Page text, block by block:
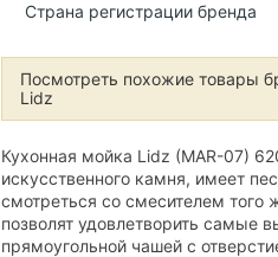
Страна регистрации бренда
Посмотреть похожие товары
Lidz
Кухонная мойка Lidz (MAR-07)
искусственного камня, имеет
смотреться со смесителем того
позволят удовлетворить самые
прямоугольной чашей с